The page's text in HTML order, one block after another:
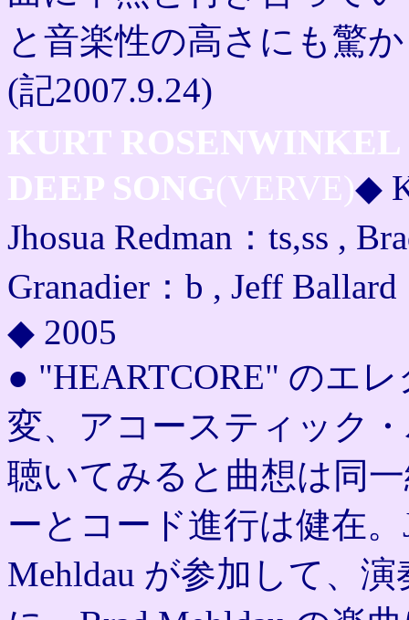
と音楽性の高さにも驚
(記2007.9.24)
KURT ROSENWINKEL
DEEP SONG(VERVE)◆
Jhosua Redman：ts,ss ,
Granadier：b , Jeff
◆ 2005
● "HEARTCORE" のエ
変、アコースティック
聴いてみると曲想は同
ーとコード進行は健在。
Mehldau が参加して、